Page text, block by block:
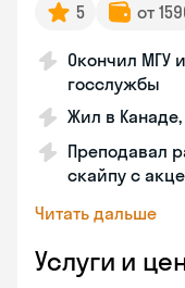
5 от
Окончил МГУ
госслужбы
Жил в Канаде,
Преподавал
скайпу с
Читать дальше
Услуги и